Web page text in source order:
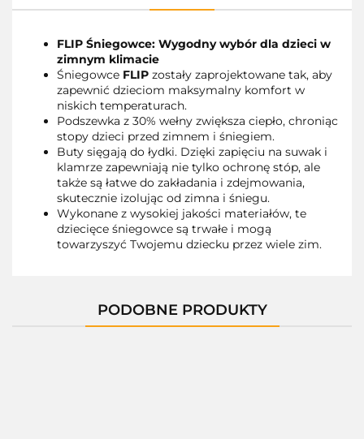
FLIP Śniegowce: Wygodny wybór dla dzieci w
zimnym klimacie
Śniegowce FLIP zostały zaprojektowane tak, aby
zapewnić dzieciom maksymalny komfort w
niskich temperaturach.
Podszewka z 30% wełny zwiększa ciepło, chroniąc
stopy dzieci przed zimnem i śniegiem.
Buty sięgają do łydki. Dzięki zapięciu na suwak i
klamrze zapewniają nie tylko ochronę stóp, ale
także są łatwe do zakładania i zdejmowania,
skutecznie izolując od zimna i śniegu.
Wykonane z wysokiej jakości materiałów, te
dziecięce śniegowce są trwałe i mogą
towarzyszyć Twojemu dziecku przez wiele zim.
PODOBNE PRODUKTY